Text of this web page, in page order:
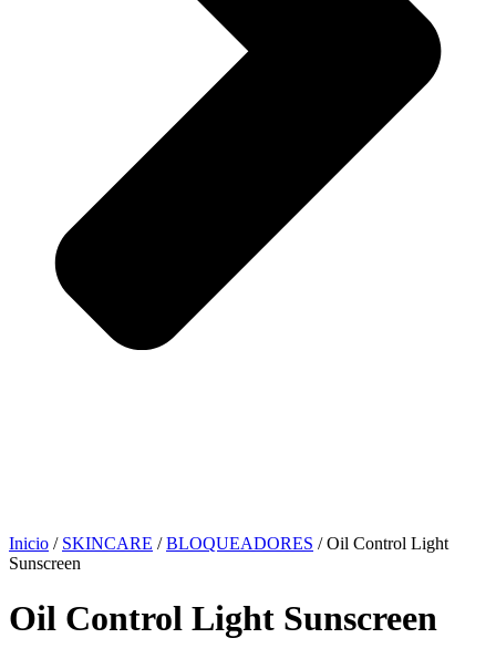
Inicio / SKINCARE /BLOQUEADORES / ⁠Oil Control Light
Sunscreen
⁠Oil Control Light Sunscreen